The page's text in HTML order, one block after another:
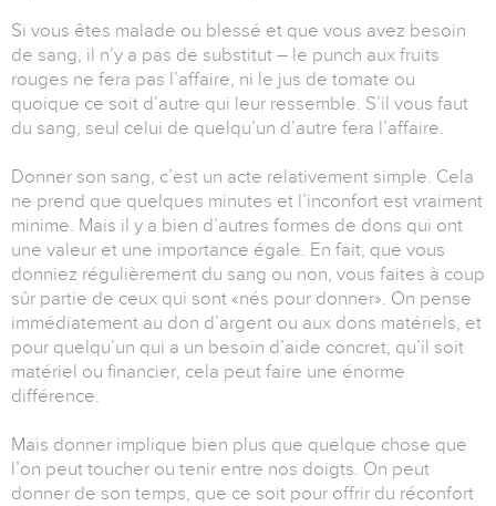
Si vous êtes malade ou blessé et que vous avez besoin
de sang, il n’y a pas de substitut – le punch aux fruits
rouges ne fera pas l’affaire, ni le jus de tomate ou
quoique ce soit d’autre qui leur ressemble. S’il vous faut
du sang, seul celui de quelqu’un d’autre fera l’affaire.
Donner son sang, c’est un acte relativement simple. Cela
ne prend que quelques minutes et l’inconfort est vraiment
minime. Mais il y a bien d’autres formes de dons qui ont
une valeur et une importance égale. En fait, que vous
donniez régulièrement du sang ou non, vous faites à coup
sûr partie de ceux qui sont «nés pour donner». On pense
immédiatement au don d’argent ou aux dons matériels, et
pour quelqu’un qui a un besoin d’aide concret, qu’il soit
matériel ou financier, cela peut faire une énorme
différence.
Mais donner implique bien plus que quelque chose que
l’on peut toucher ou tenir entre nos doigts. On peut
donner de son temps, que ce soit pour offrir du réconfort